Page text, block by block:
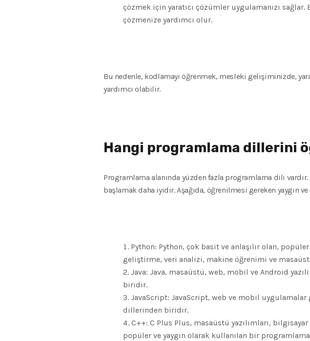
çözmek için yaratıcı çözümler uygulamanızı
çözmenize yardımcı olur.
Bu nedenle, kodlamayı öğrenmek, mesleki gelişiminizde,
yardımcı olabilir.
Hangi programlama dillerini
Programlama alanında yüzden fazla programlama dili
başlamak daha iyidir. Aşağıda, öğrenilmesi gereken yaygın
Python: Python, çok basit ve anlaşılır olan,
geliştirme, veri analizi, makine öğrenimi ve
Java: Java, masaüstü, web, mobil ve Android
biridir.
JavaScript: JavaScript, web ve mobil
dillerinden biridir.
C++: C Plus Plus, masaüstü yazılımları,
popüler ve yaygın olarak kullanılan bir